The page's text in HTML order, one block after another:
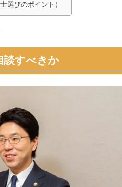
選びのポイント）
すべきか